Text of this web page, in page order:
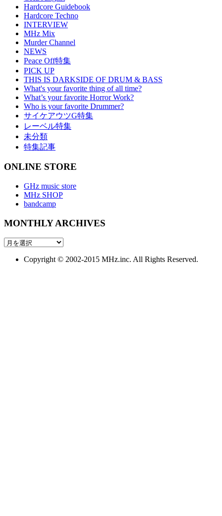
Hardcore Guidebook
Hardcore Techno
INTERVIEW
MHz Mix
Murder Channel
NEWS
Peace Off特集
PICK UP
THIS IS DARKSIDE OF DRUM & BASS
What's your favorite thing of all time?
What’s your favorite Horror Work?
Who is your favorite Drummer?
サイケアウツG特集
レーベル特集
未分類
特集記事
ONLINE STORE
GHz music store
MHz SHOP
bandcamp
MONTHLY ARCHIVES
MONTHLY
Copyright © 2002-2015 MHz.inc. All Rights Reserved.